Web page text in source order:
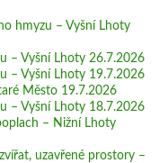
hmyzu – Vyšní Lhoty
– Vyšní Lhoty 26.7.2026
– Vyšní Lhoty 19.7.2026
Město 19.7.2026
– Vyšní Lhoty 18.7.2026
– Nižní Lhoty
uzavřené prostory –